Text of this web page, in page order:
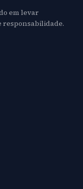
em levar
responsabilidade.